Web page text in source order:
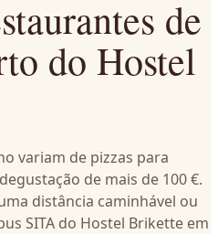
de
do Hostel
variam de pizzas para
de mais de 100 €.
distância caminhável ou
SITA do Hostel Brikette em